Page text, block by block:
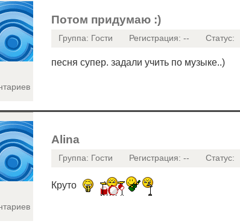
Потом придумаю :)
Группа: Гости Регистрация: -- Статус:
песня супер. задали учить по музыке..)
Alina
Группа: Гости Регистрация: -- Статус:
Круто